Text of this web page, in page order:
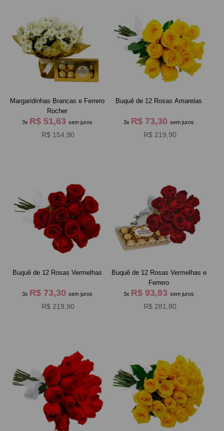
Margaridinhas Brancas e Ferrero
Rocher
3x R$ 51,63 sem juros
R$ 154,90
Buquê de 12 Rosas Amarelas
3x R$ 73,30sem juros
R$ 219,90
Buquê de 12 Rosas Vermelhas
3x R$ 73,30 sem juros
R$ 219,90
Buquê de 12 Rosas Vermelhas e
Ferrero
3x R$ 93,93sem juros
R$ 281,80